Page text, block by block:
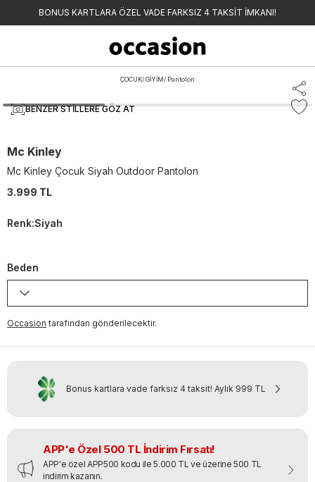
BONUS KARTLARA ÖZEL VADE FARKSIZ 4 TAKSİT İMKANI!
ÇOCUK/GİYİM/ Pantolon
BENZER STILLERE GÖZ AT
Mc Kinley
Mc Kinley Çocuk Siyah Outdoor Pantolon
3.999 TL
Renk:Siyah
Beden
Occasion tarafından gönderilecektir.
Bonus kartlara vade farksız 4 taksit! Aylık 999 TL
APP'e Özel 500 TL İndirim Fırsatı!
APP'e özel APP500 kodu ile 5.000 TL ve üzerine 500 TL
indirim kazanın.